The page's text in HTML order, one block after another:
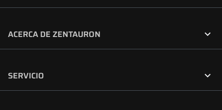
ACERCA DE ZENTAURON 
SERVICIO 